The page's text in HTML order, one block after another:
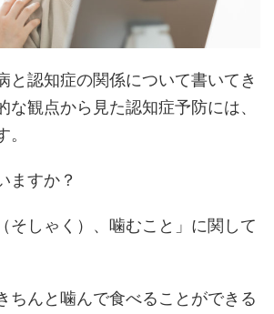
と認知症の関係について書いてき
な観点から見た認知症予防には、
ますか？
そしゃく）、噛むこと」に関して
ちんと噛んで食べることができる